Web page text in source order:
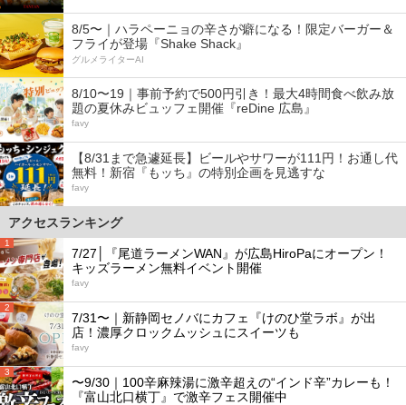
8/5〜｜ハラペーニョの辛さが癖になる！限定バーガー＆
フライが登場『Shake Shack』
グルメライターAI
8/10〜19｜事前予約で500円引き！最大4時間食べ飲み放
題の夏休みビュッフェ開催『reDine 広島』
favy
【8/31まで急遽延長】ビールやサワーが111円！お通し代
無料！新宿『もッち』の特別企画を見逃すな
favy
アクセスランキング
1
7/27│『尾道ラーメンWAN』が広島HiroPaにオープン！
キッズラーメン無料イベント開催
favy
2
7/31〜｜新静岡セノバにカフェ『けのひ堂ラボ』が出
店！濃厚クロックムッシュにスイーツも
favy
3
〜9/30｜100辛麻辣湯に激辛超えの“インド辛”カレーも！
『富山北口横丁』で激辛フェス開催中